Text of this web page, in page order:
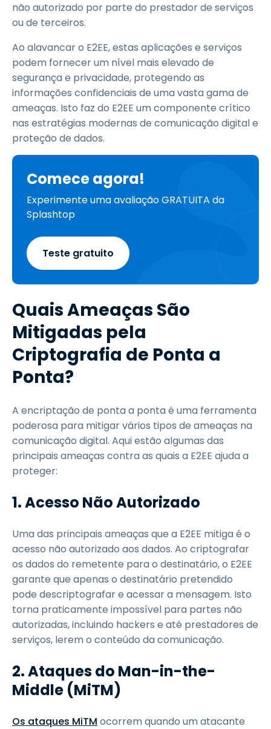
não autorizado por parte do prestador de serviços
ou de terceiros.
Ao alavancar o E2EE, estas aplicações e serviços
podem fornecer um nível mais elevado de
segurança e privacidade, protegendo as
informações confidenciais de uma vasta gama de
ameaças. Isto faz do E2EE um componente crítico
nas estratégias modernas de comunicação digital e
proteção de dados.
Comece agora!
Experimente uma avaliação GRATUITA da
Splashtop
Teste gratuito
Quais Ameaças São
Mitigadas pela
Criptografia de Ponta a
Ponta?
A encriptação de ponta a ponta é uma ferramenta
poderosa para mitigar vários tipos de ameaças na
comunicação digital. Aqui estão algumas das
principais ameaças contra as quais a E2EE ajuda a
proteger:
1. Acesso Não Autorizado
Uma das principais ameaças que a E2EE mitiga é o
acesso não autorizado aos dados. Ao criptografar
os dados do remetente para o destinatário, o E2EE
garante que apenas o destinatário pretendido
pode descriptografar e acessar a mensagem. Isto
torna praticamente impossível para partes não
autorizadas, incluindo hackers e até prestadores de
serviços, lerem o conteúdo da comunicação.
2. Ataques do Man-in-the-
Middle (MiTM)
Os ataques MiTM ocorrem quando um atacante